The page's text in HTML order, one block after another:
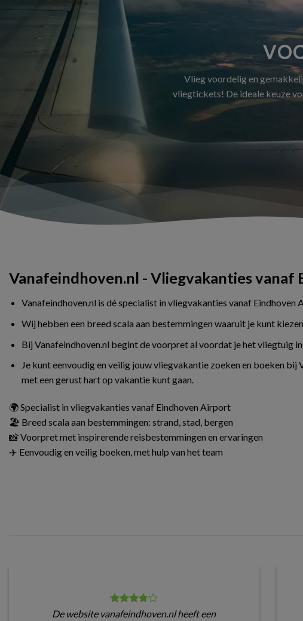
Vlieg voordelig en
vliegtickets! De ideale keuze
Vanafeindhoven.nl - Vliegvakanties
Vanafeindhoven.nl is dé specialist in vliegvakanties vanaf Eindhoven
Wij hebben een breed scala aan bestemmingen waaruit je kunt
Bij Vanafeindhoven.nl begint de voorpret al voordat je het vliegtuig
Je kunt eenvoudig en veilig jouw vliegvakantie zoeken en boeken
met een gerust hart op vakantie kunt gaan.
🌍 Specialist in vliegvakanties vanaf Eindhoven Airport
🏖️ Breed scala aan bestemmingen: strand, stad, bergen
📸 Voorpret met inspirerende reisbestemmingen en ervaringen
✈️ Eenvoudig en veilig boeken, met hulp van het team
De website vanafeindhoven.nl heeft een